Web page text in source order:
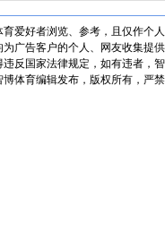
育爱好者浏览、参考，且仅作个
广告客户的个人、网友收集提
违反国家法律规定，如有违者，
体育编辑发布，版权所有，严